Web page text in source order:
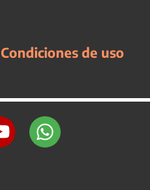
Condiciones de uso